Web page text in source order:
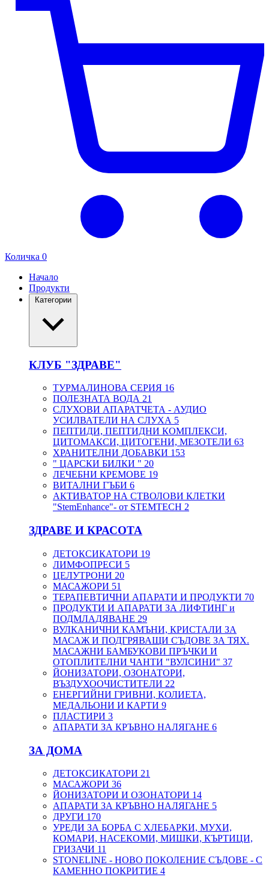
Количка 0
Начало
Продукти
Категории
КЛУБ "ЗДРАВЕ"
ТУРМАЛИНОВА СЕРИЯ 16
ПОЛЕЗНАТА ВОДА 21
СЛУХОВИ АПАРАТЧЕТА - АУДИО
УСИЛВАТЕЛИ НА СЛУХА 5
ПЕПТИДИ, ПЕПТИДНИ КОМПЛЕКСИ,
ЦИТОМАКСИ, ЦИТОГЕНИ, МЕЗОТЕЛИ 63
ХРАНИТЕЛНИ ДОБАВКИ 153
" ЦАРСКИ БИЛКИ " 20
ЛЕЧЕБНИ КРЕМОВЕ 19
ВИТАЛНИ ГЪБИ 6
АКТИВАТОР НА СТВОЛОВИ КЛЕТКИ
"StemEnhance"- от STEMTECH 2
ЗДРАВЕ И КРАСОТА
ДЕТОКСИКАТОРИ 19
ЛИМФОПРЕСИ 5
ЦЕЛУТРОНИ 20
МАСАЖОРИ 51
ТЕРАПЕВТИЧНИ АПАРАТИ И ПРОДУКТИ 70
ПРОДУКТИ И АПАРАТИ ЗА ЛИФТИНГ и
ПОДМЛАДЯВАНЕ 29
ВУЛКАНИЧНИ КАМЪНИ, КРИСТАЛИ ЗА
МАСАЖ И ПОДГРЯВАЩИ СЪДОВЕ ЗА ТЯХ.
МАСАЖНИ БАМБУКОВИ ПРЪЧКИ И
ОТОПЛИТЕЛНИ ЧАНТИ "ВУЛСИНИ" 37
ЙОНИЗАТОРИ, ОЗОНАТОРИ,
ВЪЗДУХООЧИСТИТЕЛИ 22
ЕНЕРГИЙНИ ГРИВНИ, КОЛИЕТА,
МЕДАЛЬОНИ И КАРТИ 9
ПЛАСТИРИ 3
АПАРАТИ ЗА КРЪВНО НАЛЯГАНЕ 6
ЗА ДОМА
ДЕТОКСИКАТОРИ 21
МАСАЖОРИ 36
ЙОНИЗАТОРИ И ОЗОНАТОРИ 14
АПАРАТИ ЗА КРЪВНО НАЛЯГАНЕ 5
ДРУГИ 170
УРЕДИ ЗА БОРБА С ХЛЕБАРКИ, МУХИ,
КОМАРИ, НАСЕКОМИ, МИШКИ, КЪРТИЦИ,
ГРИЗАЧИ 11
STONELINE - НОВО ПОКОЛЕНИЕ СЪДОВЕ - С
КАМЕННО ПОКРИТИЕ 4